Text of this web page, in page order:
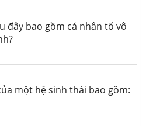
đây bao gồm cả nhân tố vô
một hệ sinh thái bao gồm: